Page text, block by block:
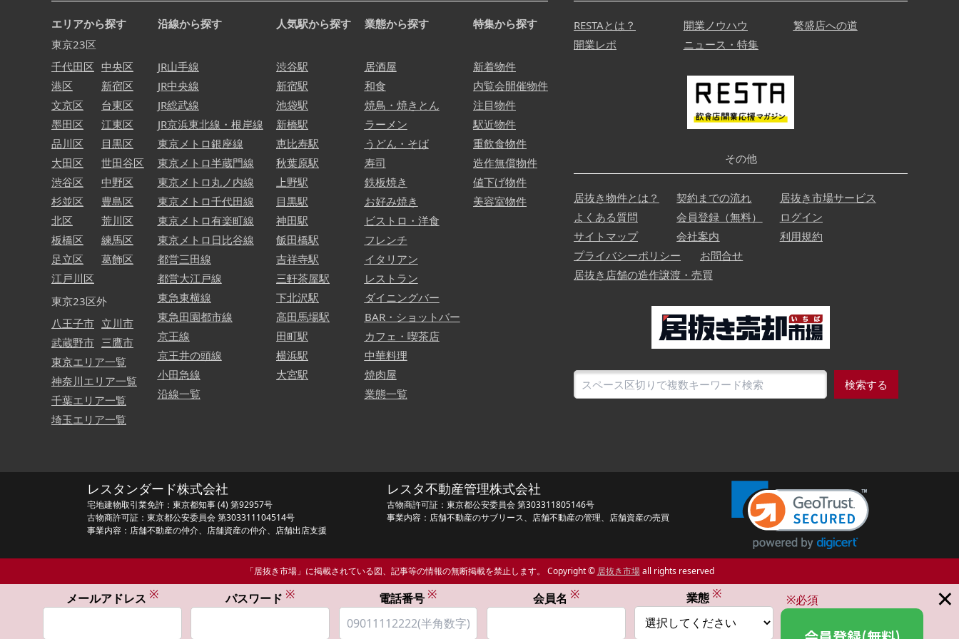
エリアから探す
東京23区
千代田区
港区
文京区
墨田区
品川区
大田区
渋谷区
杉並区
北区
板橋区
足立区
江戸川区
中央区
新宿区
台東区
江東区
目黒区
世田谷区
中野区
豊島区
荒川区
練馬区
葛飾区
東京23区外
八王子市
武蔵野市
立川市
三鷹市
東京エリア一覧
神奈川エリア一覧
千葉エリア一覧
埼玉エリア一覧
沿線から探す
JR山手線
JR中央線
JR総武線
JR京浜東北線・根岸線
東京メトロ銀座線
東京メトロ半蔵門線
東京メトロ丸ノ内線
東京メトロ千代田線
東京メトロ有楽町線
東京メトロ日比谷線
都営三田線
都営大江戸線
東急東横線
東急田園都市線
京王線
京王井の頭線
小田急線
沿線一覧
人気駅から探す
渋谷駅
新宿駅
池袋駅
新橋駅
恵比寿駅
秋葉原駅
上野駅
目黒駅
神田駅
飯田橋駅
吉祥寺駅
三軒茶屋駅
下北沢駅
高田馬場駅
田町駅
横浜駅
大宮駅
業態から探す
居酒屋
和食
焼鳥・焼きとん
ラーメン
うどん・そば
寿司
鉄板焼き
お好み焼き
ビストロ・洋食
フレンチ
イタリアン
レストラン
ダイニングバー
BAR・ショットバー
カフェ・喫茶店
中華料理
焼肉屋
業態一覧
特集から探す
新着物件
内覧会開催物件
注目物件
駅近物件
重飲食物件
造作無償物件
値下げ物件
美容室物件
RESTAとは？ 開業ノウハウ
繁盛店への道
開業レポ
ニュース・特集
その他
居抜き物件とは？ 契約までの流れ
居抜き市場サービス
よくある質問
会員登録（無料）
ログイン
サイトマップ
会社案内
利用規約
プライバシーポリシー
お問合せ
居抜き店舗の造作譲渡・売買
検索する
レスタンダード株式会社
宅地建物取引業免許：東京都知事 (4) 第92957号
古物商許可証：東京都公安委員会 第303311104514号
事業内容：店舗不動産の仲介、店舗資産の仲介、店舗出店支援
レスタ不動産管理株式会社
古物商許可証：東京都公安委員会 第303311805146号
事業内容：店舗不動産のサブリース、店舗不動産の管理、店舗資産の売買
「居抜き市場」に掲載されている図、記事等の情報の無断掲載を禁止します。 Copyright © 居抜き市場all rights reserved
×
メールアドレス ※ パスワード ※ 電話番号 ※ 会員名 ※ 業態 ※ ※必須